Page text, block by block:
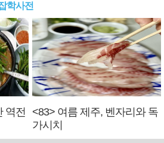
학사전
역전
<83> 여름 제주, 벤자리와 독
가시치